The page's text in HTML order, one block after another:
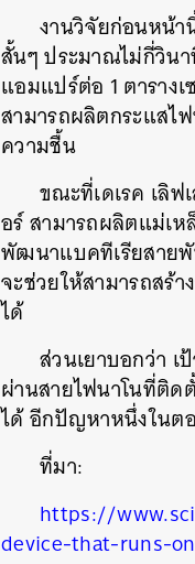
งานวิจัยก่อนหน้า
สั้นๆประมาณไม่กี่วิน
แอมแปร์ต่อ 1 ตาราง
สามารถผลิตกระแสไ
ความชื้น
ขณะที่เดเรค เลิฟ
อร์สามารถผลิตแม่เ
พัฒนาแบคทีเรียสาย
จะช่วยให้สามารถสร้
ได้
ส่วนเยาบอกว่า เ
ผ่านสายไฟนาโนที่ติด
ได้อีกปัญหาหนึ่งในต
ที่มา:
https://
device-that-runs-